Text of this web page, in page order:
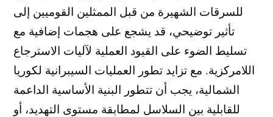
للسرقات الشهيرة من قبل الممثلين القوميين إلى
تأثير توضيحي، قد يشجع على هجمات إضافية مع
تسليط الضوء على القيود العملية لآليات الاسترجاع
اللامركزية. مع تزايد تطور العمليات السيبرانية لكوريا
الشمالية، يجب أن تتطور البنية الأساسية الداعمة
للقابلية بين السلاسل لمطابقة مستوى التهديد، أو